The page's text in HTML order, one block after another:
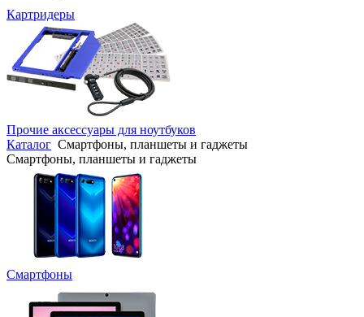
Картридеры
Прочие аксессуары для ноутбуков
Каталог Смартфоны, планшеты и гаджеты
Смартфоны, планшеты и гаджеты
Смартфоны